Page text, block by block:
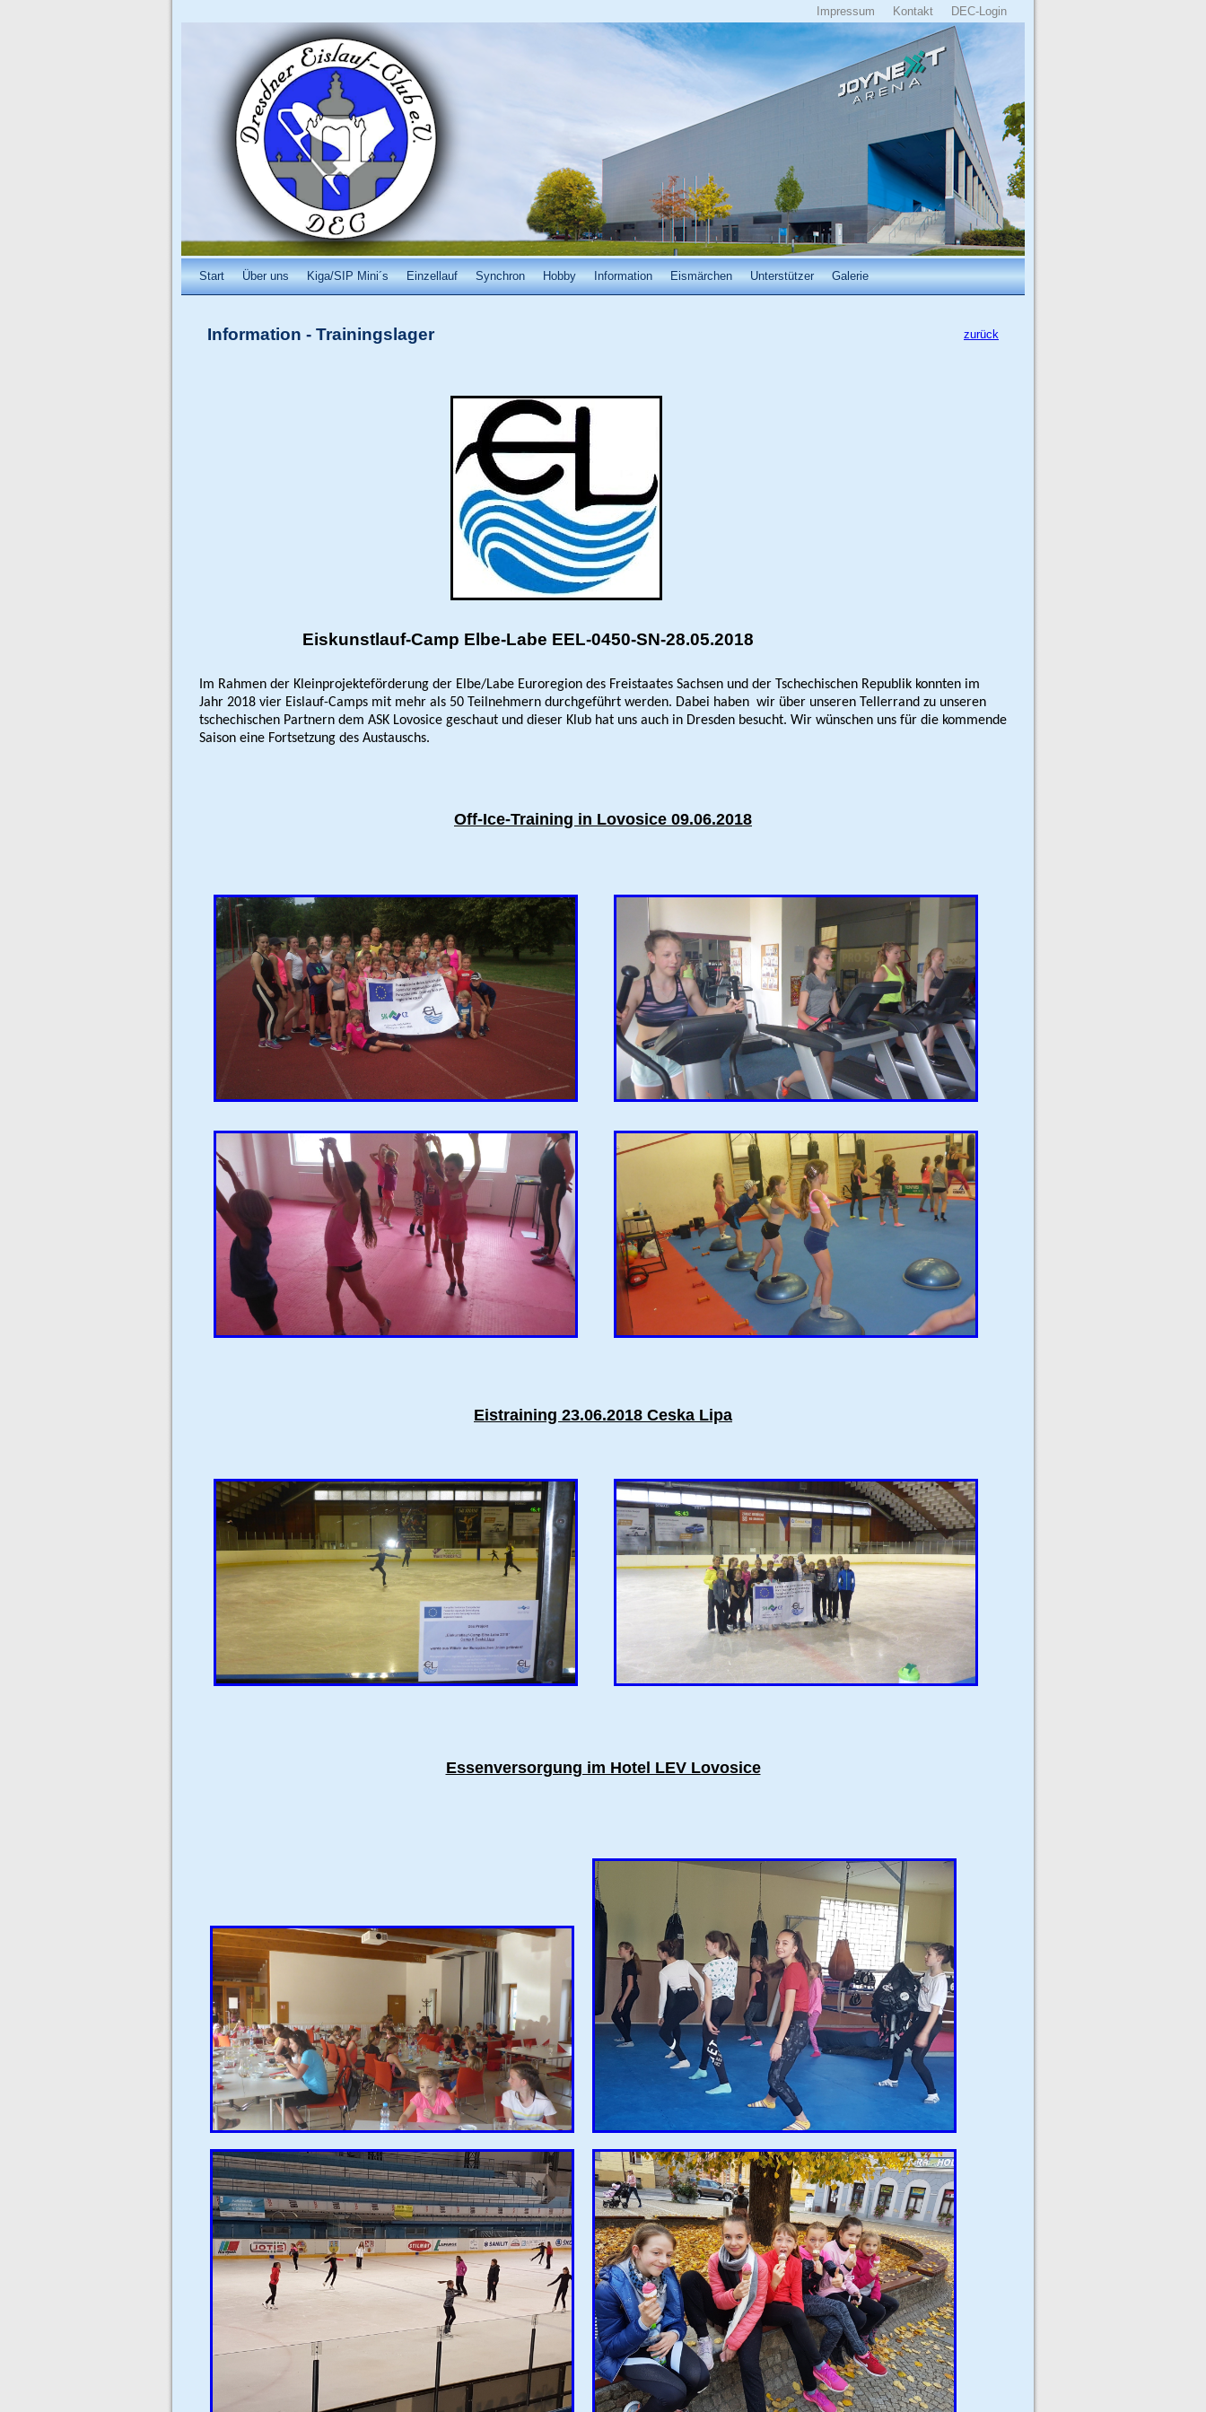
DEC-Login
Kontakt
Impressum
Start Über uns Kiga/SIP Mini´s Einzellauf Synchron Hobby Information Eismärchen Unterstützer Galerie
Information - Trainingslager zurück
Eiskunstlauf-Camp Elbe-Labe EEL-0450-SN-28.05.2018
Im Rahmen der Kleinprojekteförderung der Elbe/Labe Euroregion des Freistaates Sachsen und der Tschechischen Republik konnten im
Jahr 2018 vier Eislauf-Camps mit mehr als 50 Teilnehmern durchgeführt werden. Dabei haben wir über unseren Tellerrand zu unseren
tschechischen Partnern dem ASK Lovosice geschaut und dieser Klub hat uns auch in Dresden besucht. Wir wünschen uns für die kommende
Saison eine Fortsetzung des Austauschs.
Off-Ice-Training in Lovosice 09.06.2018
Eistraining 23.06.2018 Ceska Lipa
Essenversorgung im Hotel LEV Lovosice